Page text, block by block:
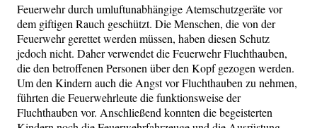
Feuerwehr durch umluftunabhängige Atemschutzgeräte vor
dem giftigen Rauch geschützt. Die Menschen, die von der
Feuerwehr gerettet werden müssen, haben diesen Schutz
jedoch nicht. Daher verwendet die Feuerwehr Fluchthauben,
die den betroffenen Personen über den Kopf gezogen werden.
Um den Kindern auch die Angst vor Fluchthauben zu nehmen,
führten die Feuerwehrleute die funktionsweise der
Fluchthauben vor. Anschließend konnten die begeisterten